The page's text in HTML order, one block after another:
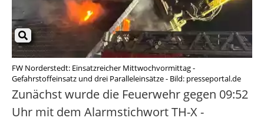
FW Norderstedt: Einsatzreicher Mittwochvormittag -
Gefahrstoffeinsatz und drei Paralleleinsätze - Bild: presseportal.de
Zunächst wurde die Feuerwehr gegen 09:52
Uhr mit dem Alarmstichwort TH-X -